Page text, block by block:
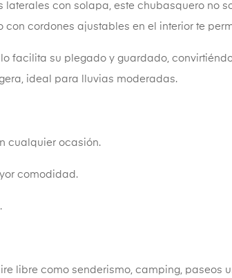
con solapa, este chubasquero no
cordones ajustables en el interior te
facilita su plegado y guardado,
ideal para lluvias moderadas.
cualquier ocasión.
comodidad.
libre como senderismo, camping, paseos